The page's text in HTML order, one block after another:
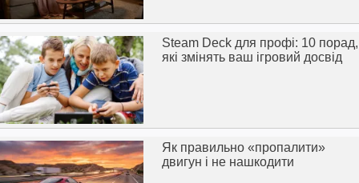
Steam Deck для профі: 10 порад,
які змінять ваш ігровий досвід
Як правильно «пропалити»
двигун і не нашкодити